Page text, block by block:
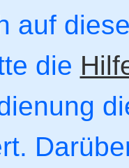
auf
die